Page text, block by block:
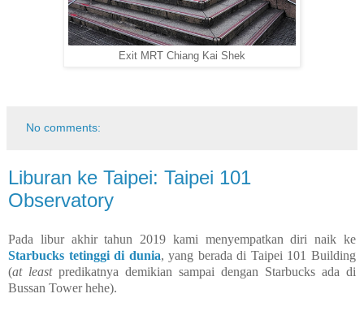
Exit MRT Chiang Kai Shek
No comments:
Liburan ke Taipei: Taipei 101
Observatory
Pada libur akhir tahun 2019 kami menyempatkan diri naik ke
Starbucks tetinggi di dunia, yang berada di Taipei 101 Building
(at leastpredikatnya demikian sampai dengan Starbucks ada di
Bussan Tower hehe).